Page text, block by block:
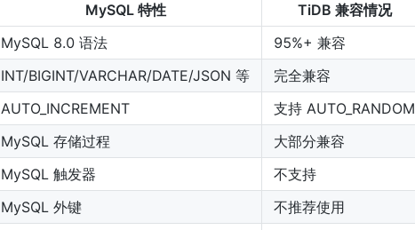
MySQL 特性 TiDB 兼容情况
MySQL 8.0 语法 95%+ 兼容
INT/BIGINT/VARCHAR/DATE/JSON 等 完全兼容
AUTO_INCREMENT 支持 AUTO_RANDOM
MySQL 存储过程 大部分兼容
MySQL 触发器 不支持
MySQL 外键 不推荐使用